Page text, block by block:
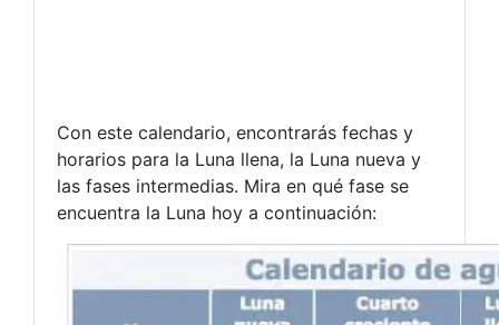
Con este calendario, encontrarás fechas y
horarios para la Luna llena, la Luna nueva y
las fases intermedias. Mira en qué fase se
encuentra la Luna hoy a continuación: